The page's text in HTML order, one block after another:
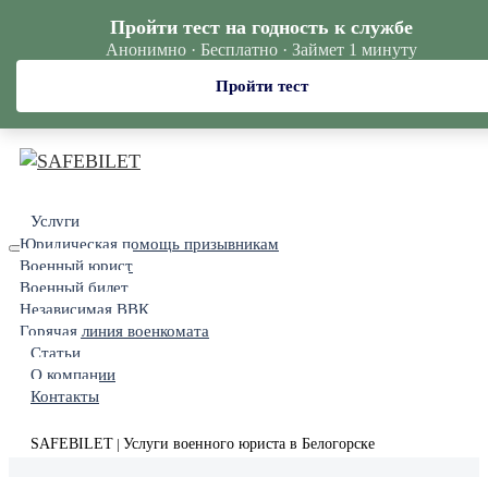
Услуги
Юридическая помощь призывникам
Военный юрист
Военный билет
Независимая ВВК
Горячая линия военкомата
Статьи
О компании
Контакты
SAFEBILET Услуги военного юриста в Белогорске
Пройти тест на годность к службе
Анонимно · Бесплатно · Займет 1 минуту
Пройти тест